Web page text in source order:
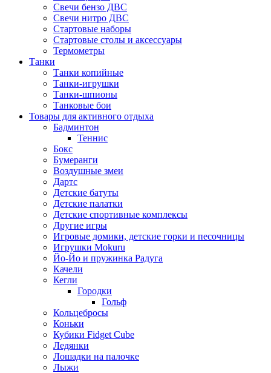
Свечи бензо ДВС
Свечи нитро ДВС
Стартовые наборы
Стартовые столы и аксессуары
Термометры
Танки
Танки копийные
Танки-игрушки
Танки-шпионы
Танковые бои
Товары для активного отдыха
Бадминтон
Теннис
Бокс
Бумеранги
Воздушные змеи
Дартс
Детские батуты
Детские палатки
Детские спортивные комплексы
Другие игры
Игровые домики, детские горки и песочницы
Игрушки Mokuru
Йо-Йо и пружинка Радуга
Качели
Кегли
Городки
Гольф
Кольцебросы
Коньки
Кубики Fidget Cube
Ледянки
Лошадки на палочке
Лыжи